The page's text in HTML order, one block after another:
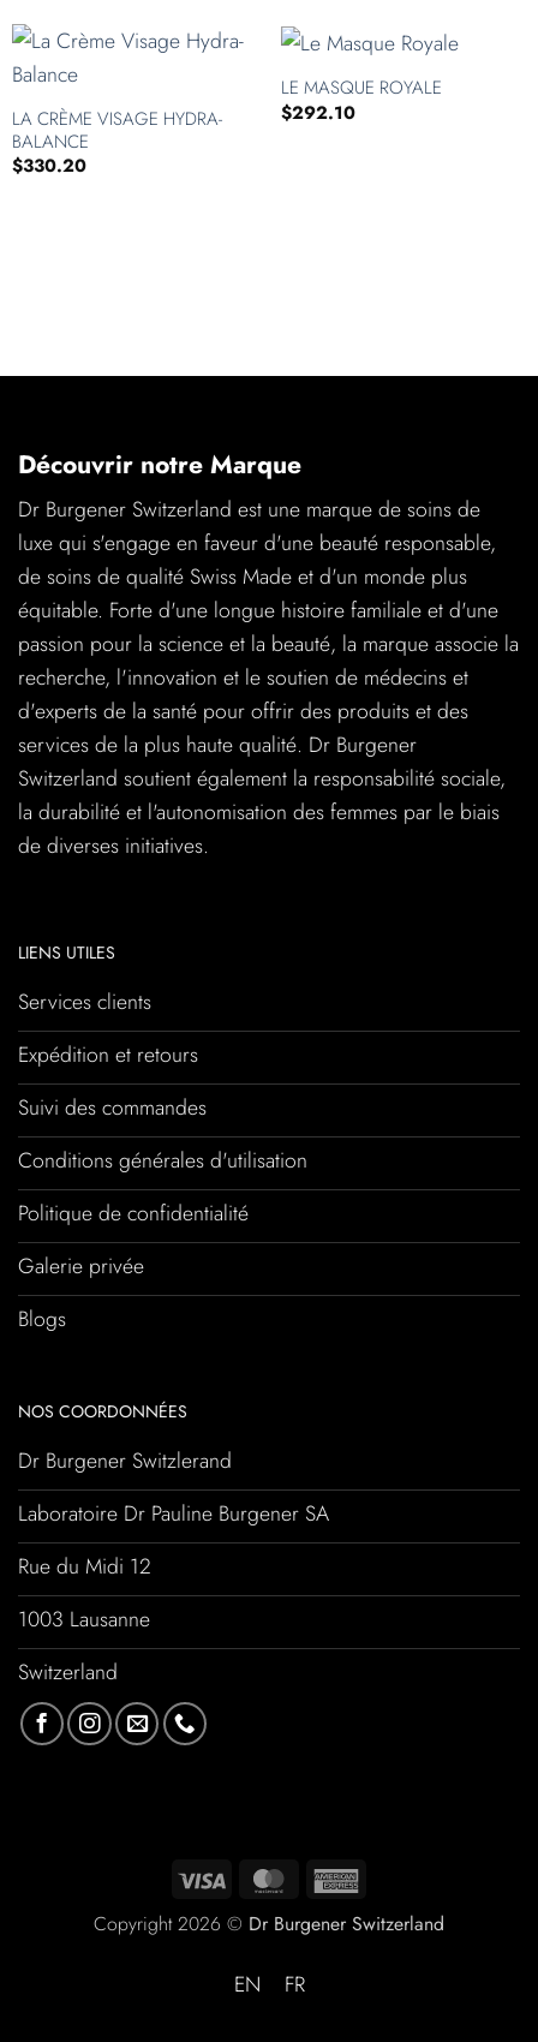
LA CRÈME VISAGE HYDRA-
BALANCE
$330.20
LE MASQUE ROYALE
$292.10
Découvrir notre Marque
Dr Burgener Switzerland est une marque de soins de
luxe qui s'engage en faveur d'une beauté responsable,
de soins de qualité Swiss Made et d'un monde plus
équitable. Forte d'une longue histoire familiale et d'une
passion pour la science et la beauté, la marque associe la
recherche, l'innovation et le soutien de médecins et
d'experts de la santé pour offrir des produits et des
services de la plus haute qualité. Dr Burgener
Switzerland soutient également la responsabilité sociale,
la durabilité et l'autonomisation des femmes par le biais
de diverses initiatives.
LIENS UTILES
Services clients
Expédition et retours
Suivi des commandes
Conditions générales d'utilisation
Politique de confidentialité
Galerie privée
Blogs
NOS COORDONNÉES
Dr Burgener Switzlerand
Laboratoire Dr Pauline Burgener SA
Rue du Midi 12
1003 Lausanne
Switzerland
Copyright 2026 © Dr Burgener Switzerland
EN FR